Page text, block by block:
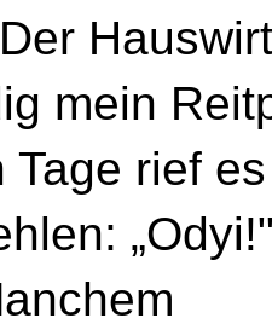
mein
Tage rief